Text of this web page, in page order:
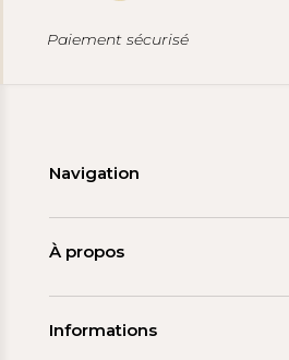
Paiement sécurisé
Navigation
Accueil
À propos
La tagua
Informations